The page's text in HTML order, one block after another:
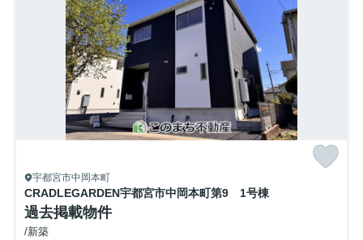
宇都宮市中岡本町
CRADLEGARDEN宇都宮市中岡本町第9 1号棟
過去掲載物件
/新築